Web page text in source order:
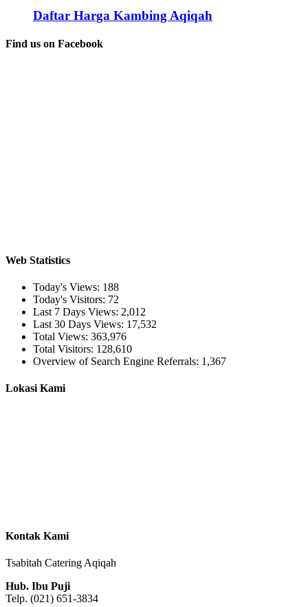
Daftar Harga Kambing Aqiqah
Find us on Facebook
Web Statistics
Today's Views: 188
Today's Visitors: 72
Last 7 Days Views: 2,012
Last 30 Days Views: 17,532
Total Views: 363,976
Total Visitors: 128,610
Overview of Search Engine Referrals: 1,367
Lokasi Kami
Kontak Kami
Tsabitah Catering Aqiqah
Hub. Ibu Puji
Telp. (021) 651-3834